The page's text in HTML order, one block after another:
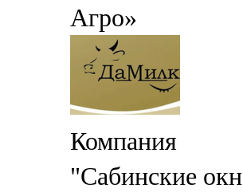
Агро»
Компания
"Сабинские